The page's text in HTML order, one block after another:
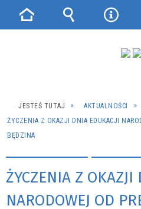
JESTEŚ TUTAJ AKTUALNOŚCI
ŻYCZENIA Z OKAZJI DNIA EDUKACJI
BĘDZINA
ŻYCZENIA Z OKAZJI
NARODOWEJ OD
Strona Wyszukiwarka